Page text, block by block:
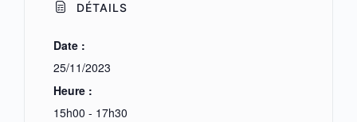
DÉTAILS
Date :
25/11/2023
Heure :
15h00 - 17h30